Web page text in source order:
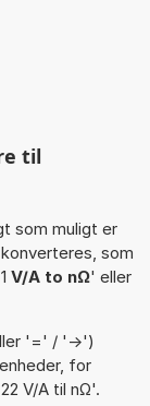
til
som muligt er
som
V/A to nΩ' eller
'=' / '->')
for
V/A til nΩ'.